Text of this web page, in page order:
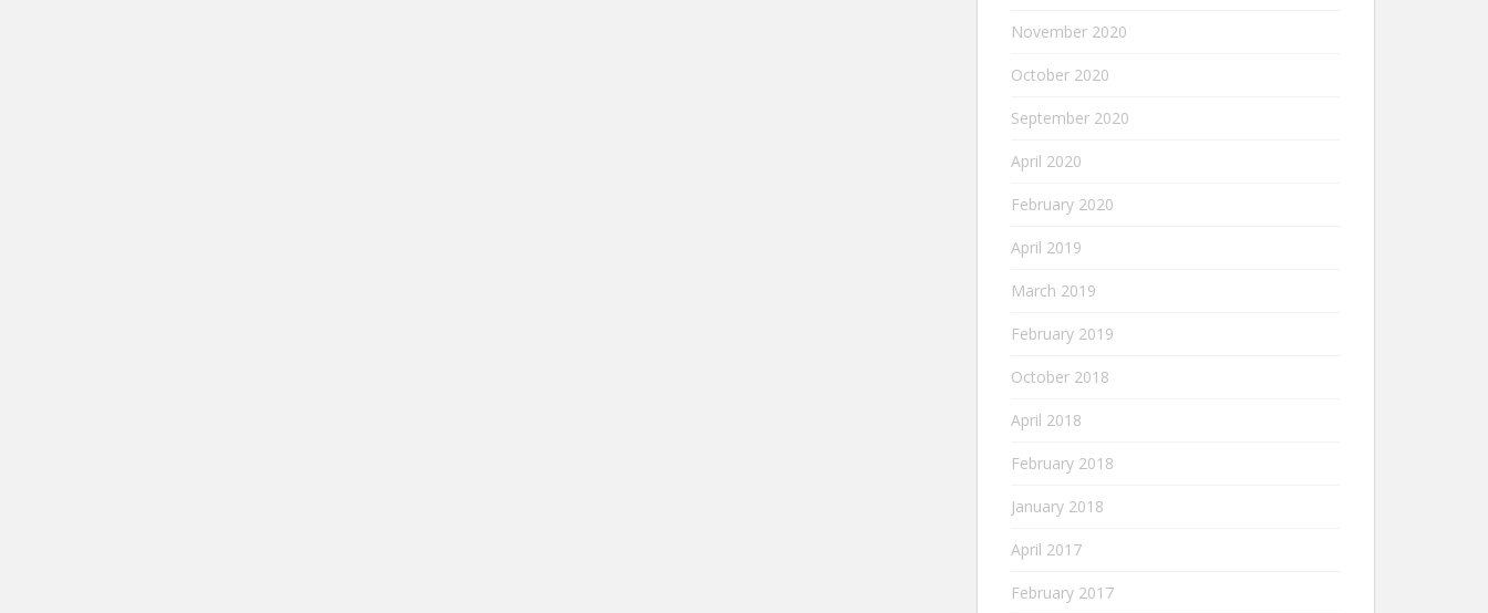
November 2020
October 2020
September 2020
April 2020
February 2020
April 2019
March 2019
February 2019
October 2018
April 2018
February 2018
January 2018
April 2017
February 2017